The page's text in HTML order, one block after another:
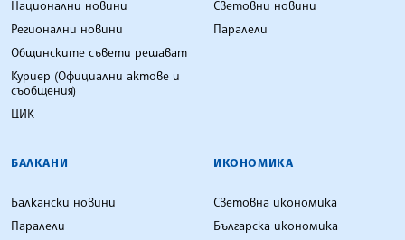
Национални новини
Регионални новини
Общинските съвети решават
Куриер (Официални актове и
съобщения)
ЦИК
Световни новини
Паралели
БАЛКАНИ
Балкански новини
Паралели
ИКОНОМИКА
Световна икономика
Българска икономика